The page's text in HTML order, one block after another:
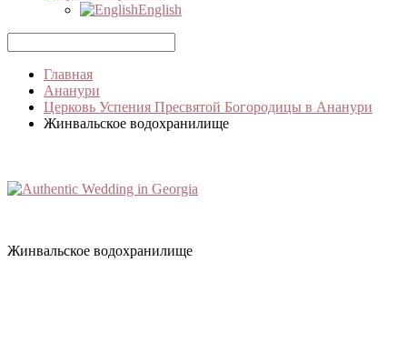
English
Главная
Ананури
Церковь Успения Пресвятой Богородицы в Ананури
Жинвальское водохранилище
Жинвальское водохранилище